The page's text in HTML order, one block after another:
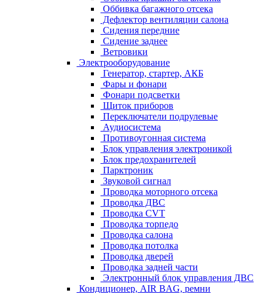
Оббивка багажного отсека
Дефлектор вентиляции салона
Сидения передние
Сидение заднее
Ветровики
Электрооборудование
Генератор, стартер, АКБ
Фары и фонари
Фонари подсветки
Щиток приборов
Переключатели подрулевые
Аудиосистема
Противоугонная система
Блок управления электроникой
Блок предохранителей
Парктроник
Звуковой сигнал
Проводка моторного отсека
Проводка ДВС
Проводка CVT
Проводка торпедо
Проводка салона
Проводка потолка
Проводка дверей
Проводка задней части
Электронный блок управления ДВС
Кондиционер, AIR BAG, ремни